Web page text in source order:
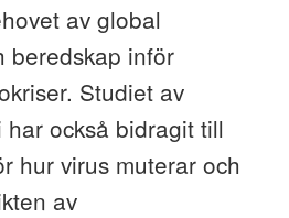
av global
beredskap inför
Studiet av
också bidragit till
hur virus muterar och
av